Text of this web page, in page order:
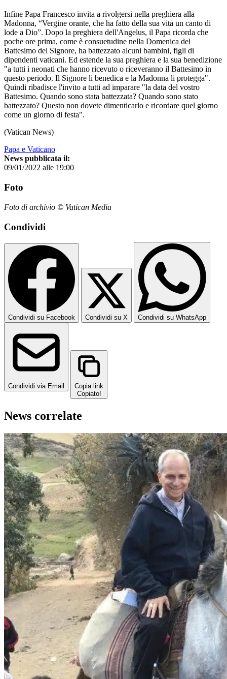
Infine Papa Francesco invita a rivolgersi nella preghiera alla
Madonna, “Vergine orante, che ha fatto della sua vita un canto di
lode a Dio”. Dopo la preghiera dell'Angelus, il Papa ricorda che
poche ore prima, come è consuetudine nella Domenica del
Battesimo del Signore, ha battezzato alcuni bambini, figli di
dipendenti vaticani. Ed estende la sua preghiera e la sua benedizione
"a tutti i neonati che hanno ricevuto o riceveranno il Battesimo in
questo periodo. Il Signore li benedica e la Madonna li protegga".
Quindi ribadisce l'invito a tutti ad imparare "la data del vostro
Battesimo. Quando sono stata battezzata? Quando sono stato
battezzato? Questo non dovete dimenticarlo e ricordare quel giorno
come un giorno di festa".
(Vatican News)
Papa e Vaticano
News pubblicata il:
09/01/2022 alle 19:00
Foto
Foto di archivio © Vatican Media
Condividi
Condividi su Facebook Condividi su X Condividi su WhatsApp
Condividi via Email
Copia link
Copiato!
News correlate